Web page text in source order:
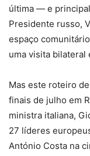
última — e
Presidente russo,
espaço
uma visita bilateral
Mas este roteiro
finais de julho em
ministra italiana,
27 líderes
António Costa na